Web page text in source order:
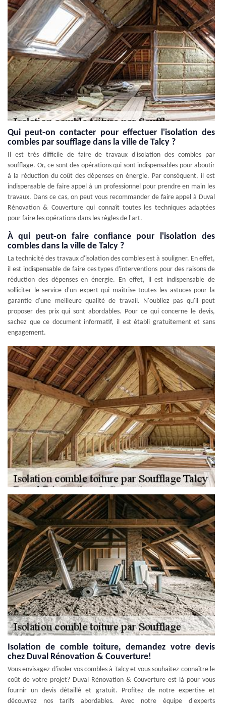
Qui peut-on contacter pour effectuer l'isolation des
combles par soufflage dans la ville de Talcy ?
Il est très difficile de faire de travaux d'isolation des combles par
soufflage. Or, ce sont des opérations qui sont indispensables pour aboutir
à la réduction du coût des dépenses en énergie. Par conséquent, il est
indispensable de faire appel à un professionnel pour prendre en main les
travaux. Dans ce cas, on peut vous recommander de faire appel à Duval
Rénovation & Couverture qui connaît toutes les techniques adaptées
pour faire les opérations dans les règles de l'art.
À qui peut-on faire confiance pour l'isolation des
combles dans la ville de Talcy ?
La technicité des travaux d'isolation des combles est à souligner. En effet,
il est indispensable de faire ces types d'interventions pour des raisons de
réduction des dépenses en énergie. En effet, il est indispensable de
solliciter le service d'un expert qui maîtrise toutes les astuces pour la
garantie d'une meilleure qualité de travail. N'oubliez pas qu'il peut
proposer des prix qui sont abordables. Pour ce qui concerne le devis,
sachez que ce document informatif, il est établi gratuitement et sans
engagement.
Isolation de comble toiture, demandez votre devis
chez Duval Rénovation & Couverture!
Vous envisagez d'isoler vos combles à Talcy et vous souhaitez connaître le
coût de votre projet? Duval Rénovation & Couverture est là pour vous
fournir un devis détaillé et gratuit. Profitez de notre expertise et
découvrez nos tarifs abordables. Avec notre équipe d'experts